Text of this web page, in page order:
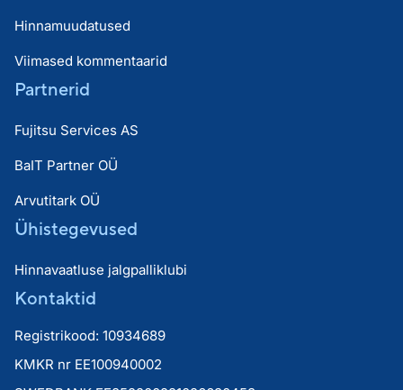
Hinnamuudatused
Viimased kommentaarid
Partnerid
Fujitsu Services AS
BaIT Partner OÜ
Arvutitark OÜ
Ühistegevused
Hinnavaatluse jalgpalliklubi
Kontaktid
Registrikood: 10934689
KMKR nr EE100940002